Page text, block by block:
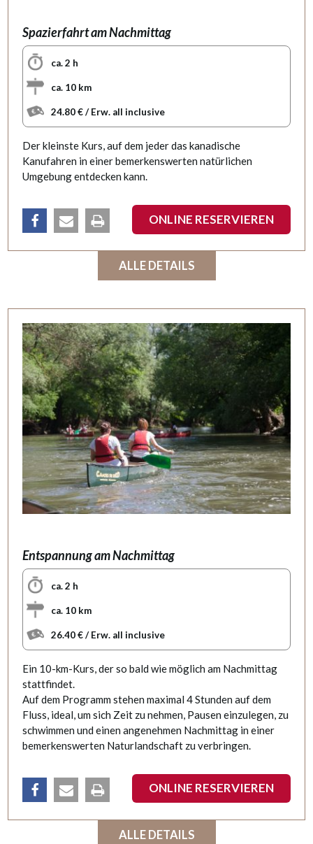
Spazierfahrt am Nachmittag
ca. 2 h
ca. 10 km
24.80 € / Erw. all inclusive
Der kleinste Kurs, auf dem jeder das kanadische
Kanufahren in einer bemerkenswerten natürlichen
Umgebung entdecken kann.
ONLINE RESERVIEREN
ALLE DETAILS
Entspannung am Nachmittag
ca. 2 h
ca. 10 km
26.40 € / Erw. all inclusive
Ein 10-km-Kurs, der so bald wie möglich am Nachmittag
stattfindet.
Auf dem Programm stehen maximal 4 Stunden auf dem
Fluss, ideal, um sich Zeit zu nehmen, Pausen einzulegen, zu
schwimmen und einen angenehmen Nachmittag in einer
bemerkenswerten Naturlandschaft zu verbringen.
ONLINE RESERVIEREN
ALLE DETAILS